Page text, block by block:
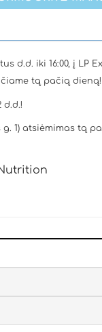
d.d. iki 16:00, į LP
tą pačią dieną!
d.d.!
1) atsiėmimas tą